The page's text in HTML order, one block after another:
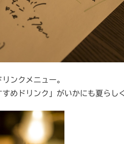
ンクメニュー。
めドリンク」がいかにも夏らし